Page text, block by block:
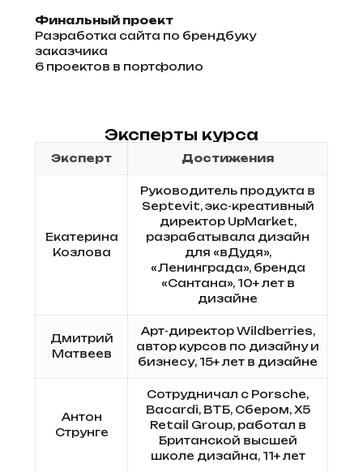
Финальный проект
Разработка сайта по брендбуку
заказчика
6 проектов в портфолио
Эксперты курса
Эксперт Достижения
Екатерина
Козлова
Руководитель продукта в
Septevit, экс-креативный
директор UpMarket,
разрабатывала дизайн
для «вДудя»,
«Ленинграда», бренда
«Сантана», 10+ лет в
дизайне
Дмитрий
Матвеев
Арт-директор Wildberries,
автор курсов по дизайну и
бизнесу, 15+ лет в дизайне
Антон
Струнге
Сотрудничал с Porsche,
Bacardi, ВТБ, Сбером, X5
Retail Group, работал в
Британской высшей
школе дизайна, 11+ лет